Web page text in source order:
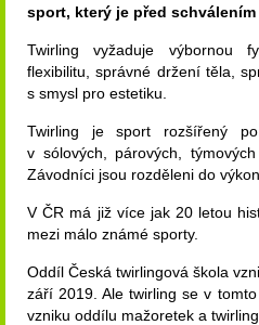
sport, který je před
Twirling vyžaduje výbornou
flexibilitu, správné držení těla,
s smysl pro estetiku.
Twirling je sport rozšířený
v sólových, párových,
Závodníci jsou rozděleni do
V ČR má již více jak 20 letou
mezi málo známé sporty.
Oddíl Česká twirlingová škola
září 2019. Ale twirling se v
vzniku oddílu mažoretek a